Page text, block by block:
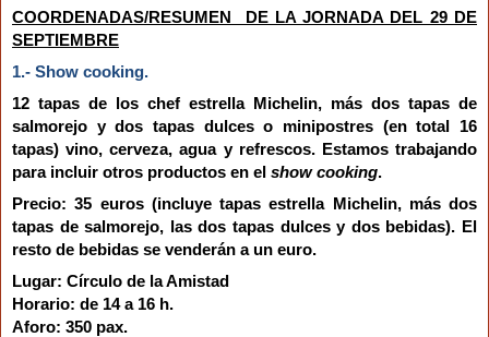
COORDENADAS/RESUMEN DE LA JORNADA DEL 29 DE
SEPTIEMBRE
1.- Show cooking.
12 tapas de los chef estrella Michelin, más dos tapas de
salmorejo y dos tapas dulces o minipostres (en total 16
tapas) vino, cerveza, agua y refrescos. Estamos trabajando
para incluir otros productos en el show cooking.
Precio: 35 euros (incluye tapas estrella Michelin, más dos
tapas de salmorejo, las dos tapas dulces y dos bebidas). El
resto de bebidas se venderán a un euro.
Lugar: Círculo de la Amistad
Horario: de 14 a 16 h.
Aforo: 350 pax.